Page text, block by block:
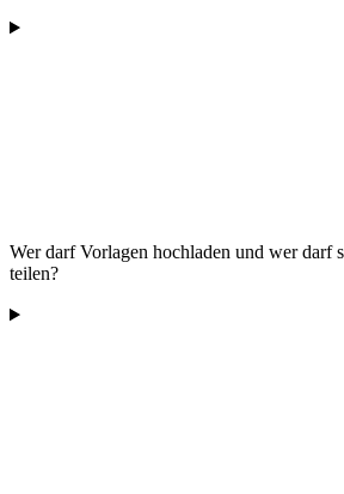
Wer darf Vorlagen hochladen und wer darf
teilen?